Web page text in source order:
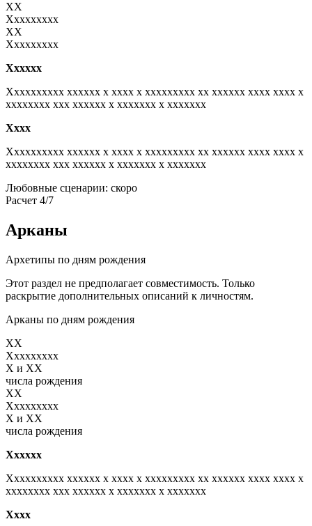
XX
Xxxxxxxxx
XX
Xxxxxxxxx
Xxxxxx
Xxxxxxxxxx xxxxxx x xxxx x xxxxxxxxx xx xxxxxx xxxx xxxx x
xxxxxxxx xxx xxxxxx x xxxxxxx x xxxxxxx
Xxxx
Xxxxxxxxxx xxxxxx x xxxx x xxxxxxxxx xx xxxxxx xxxx xxxx x
xxxxxxxx xxx xxxxxx x xxxxxxx x xxxxxxx
Любовные сценарии: скоро
Расчет 4/7
Арканы
Архетипы по дням рождения
Этот раздел не предполагает совместимость. Только
раскрытие дополнительных описаний к личностям.
Арканы по дням рождения
XX
Xxxxxxxxx
X и XX
числа рождения
XX
Xxxxxxxxx
X и XX
числа рождения
Xxxxxx
Xxxxxxxxxx xxxxxx x xxxx x xxxxxxxxx xx xxxxxx xxxx xxxx x
xxxxxxxx xxx xxxxxx x xxxxxxx x xxxxxxx
Xxxx